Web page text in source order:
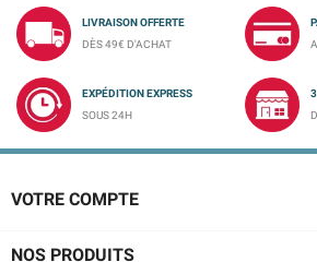
LIVRAISON OFFERTE
DÈS 49€ D'ACHAT
EXPÉDITION EXPRESS
SOUS 24H
VOTRE COMPTE
NOS PRODUITS